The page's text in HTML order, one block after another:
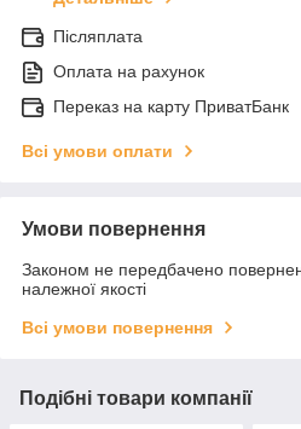
Післяплата
Оплата на рахунок
Переказ на карту ПриватБанк
Всі умови оплати
Умови повернення
Законом не передбачено
належної якості
Всі умови повернення
Подібні товари компанії